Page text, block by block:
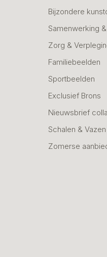
Bijzondere
Samenwerking
Zorg &
Familiebeelden
Sportbeelden
Exclusief Brons
Nieuwsbrief
Schalen & Vazen
Zomerse